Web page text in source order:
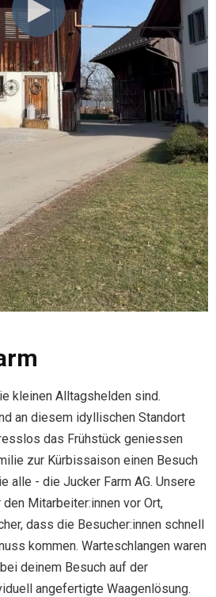
kleinen Alltagshelden sind.
an diesem idyllischen Standort
das Frühstück geniessen
zur Kürbissaison einen Besuch
alle - die Jucker Farm AG. Unsere
Mitarbeiter:innen vor Ort,
dass die Besucher:innen schnell
kommen. Warteschlangen waren
deinem Besuch auf der
angefertigte Waagenlösung.